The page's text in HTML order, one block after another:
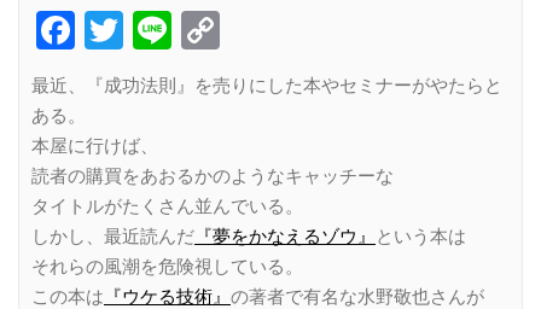
Facebook
Twitter
Line
Link
最近、『成功法則』を売りにした本やセミナーがやたらと
ある。
本屋に行けば、
読者の購買をあおるかのようなキャッチーな
タイトルがたくさん並んでいる。
しかし、最近読んだ 『夢をかなえるゾウ』
という本は
それらの風潮を危険視している。
この本は 『ウケる技術』 の著者で有名な水野敬也さんが